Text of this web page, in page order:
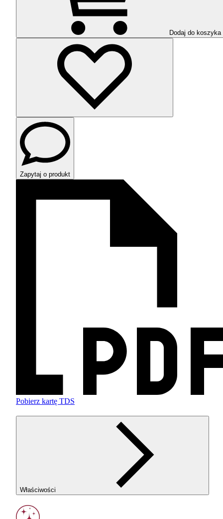
Dodaj do koszyka
Zapytaj o produkt
Pobierz kartę TDS
Właściwości